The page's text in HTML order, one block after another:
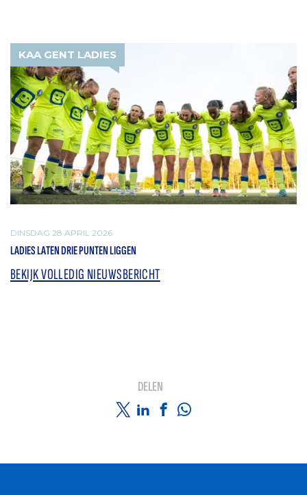
KAA GENT LADIES
DINSDAG 28 APRIL 2026
LADIES LATEN DRIE PUNTEN LIGGEN
BEKIJK VOLLEDIG NIEUWSBERICHT
DELEN